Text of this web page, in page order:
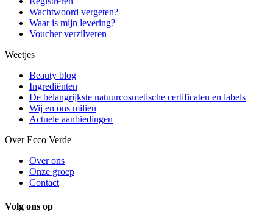
Wachtwoord vergeten?
Waar is mijn levering?
Voucher verzilveren
Weetjes
Beauty blog
Ingrediënten
De belangrijkste natuurcosmetische certificaten en labels
Wij en ons milieu
Actuele aanbiedingen
Over Ecco Verde
Over ons
Onze groep
Contact
Volg ons op